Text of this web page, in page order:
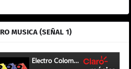
MUSICA (SEÑAL 1)